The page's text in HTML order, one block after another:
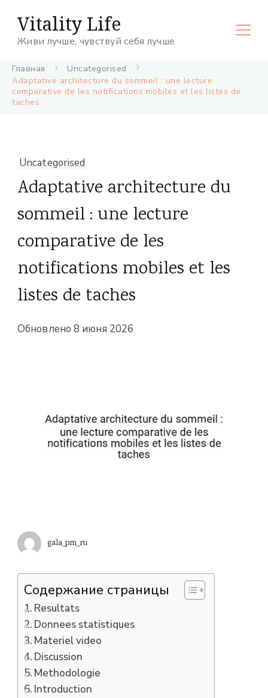
Vitality Life
Живи лучше, чувствуй себя лучше
Главная
Uncategorised
Adaptative architecture du sommeil : une lecture
comparative de les notifications mobiles et les listes de
taches
Uncategorised
Adaptative architecture du
sommeil : une lecture
comparative de les
notifications mobiles et les
listes de taches
Обновлено 8 июня 2026
gala_pm_ru
Содержание страницы
Resultats
Donnees statistiques
Materiel video
Discussion
Methodologie
Introduction